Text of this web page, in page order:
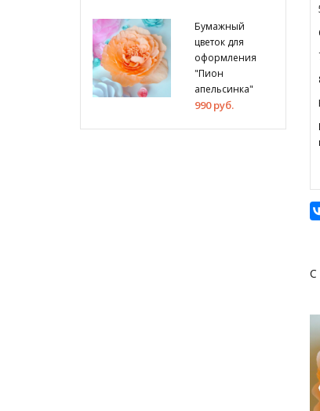
Бумажный
цветок для
оформления
"Пион
апельсинка"
990 руб.